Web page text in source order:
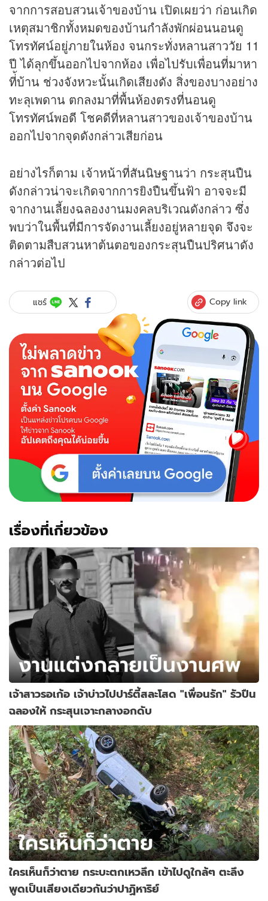
จากการสอบสวนเจ้าของบ้าน เปิดเผยว่า ก่อนเกิด
เหตุสมาชิกทั้งหมดของบ้านกำลังพักผ่อนนอนดู
โทรทัศน์อยู่ภายในห้อง จนกระทั่งหลานสาววัย 11
ปี ได้ลุกขึ้นออกไปจากห้อง เพื่อไปรับเพื่อนที่มาหา
ที่้บ้าน ช่วงจังหวะนั้นเกิดเสียงดัง สิ่งของบางอย่าง
ทะลุเพดาน ตกลงมาที่พื้นห้องตรงที่นอนดู
โทรทัศน์พอดี โชคดีที่หลานสาวของเจ้าของบ้าน
ออกไปจากจุดดังกล่าวเสียก่อน
อย่างไรก็ตาม เจ้าหน้าที่สันนิษฐานว่า กระสุนปืน
ดังกล่าวน่าจะเกิดจากการยิงปืนขึ้นฟ้า อาจจะมี
จากงานเลี้ยงฉลองงานมงคลบริเวณดังกล่าว ซึ่ง
พบว่าในพื้นที่มีการจัดงานเลี้ยงอยู่หลายจุด จึงจะ
ติดตามสืบสวนหาต้นตอของกระสุนปืนปริศนาดัง
กล่าวต่อไป
แชร์ Copy link
เรื่องที่เกี่ยวข้อง
เจ้าสาวรอเก้อ เจ้าบ่าวไปปาร์ตี้สละโสด "เพื่อนรัก" รัวปืน
ฉลองให้ กระสุนเจาะกลางอกดับ
ใครเห็นก็ว่าตาย กระบะตกเหวลึก เข้าไปดูใกล้ๆ ตะลึง
พูดเป็นเสียงเดียวกันว่าปาฏิหาริย์